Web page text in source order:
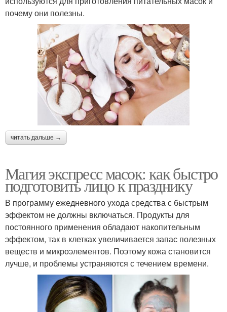
почему они полезны.
читать дальше →
Магия экспресс масок: как быстро
подготовить лицо к празднику
В программу ежедневного ухода средства с быстрым
эффектом не должны включаться. Продукты для
постоянного применения обладают накопительным
эффектом, так в клетках увеличивается запас полезных
веществ и микроэлементов. Поэтому кожа становится
лучше, и проблемы устраняются с течением времени.